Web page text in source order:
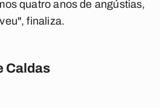
quatro anos de angústias,
finaliza.
Caldas